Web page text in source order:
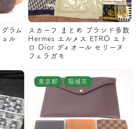
ラム
ル
スカーフ まとめ ブランド多数
Hermes エルメス ETRO エト
ロ Dior ディオール セリーヌ
フェラガモ
東京都 稲城市